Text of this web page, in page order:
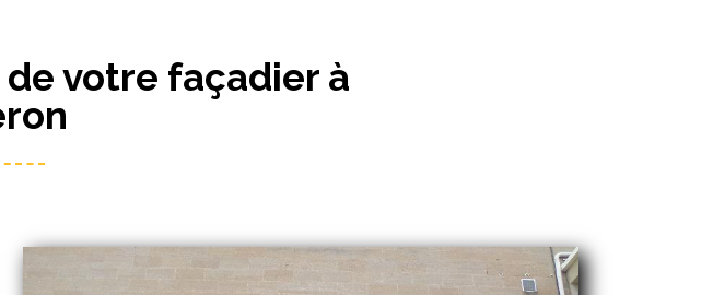
votre façadier à